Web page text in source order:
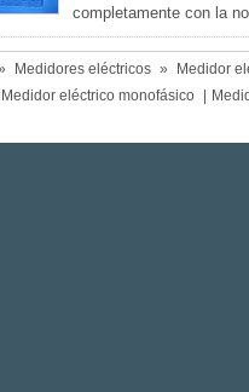
completamente con la
Medidores eléctricos »
Medidor
Medidor eléctrico monofásico |